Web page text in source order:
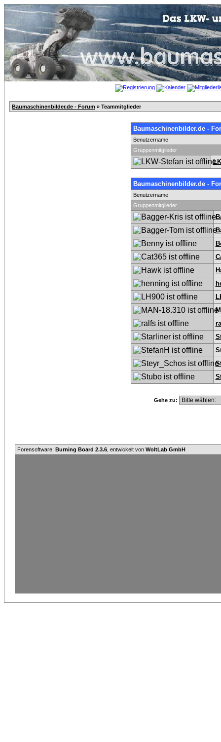
Baumaschinenbilder.de - Forum » Teammitglieder
Baumaschinenbilder.de -
Benutzername
Gruppenmitglieder
Baumaschinenbilder.de -
Benutzername
Gruppenmitglieder
Gehe zu:
Forensoftware: Burning Board 2.3.6 , entwickelt von WoltLab GmbH